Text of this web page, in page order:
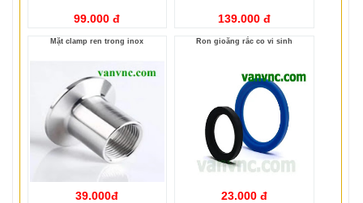
99.000 đ 139.000 đ
Mặt clamp ren trong inox
39.000đ
Ron gioăng rắc co vi sinh
23.000 đ